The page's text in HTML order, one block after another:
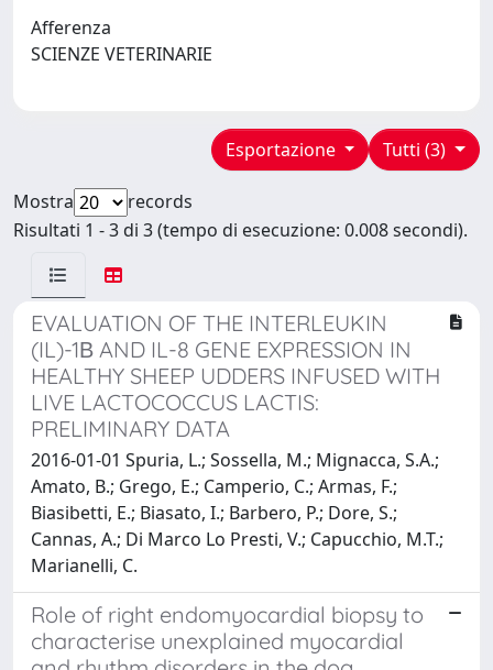
Afferenza
SCIENZE VETERINARIE
Tutti (3)
Esportazione
Mostra
records
Risultati 1 - 3 di 3 (tempo di esecuzione: 0.008 secondi).
EVALUATION OF THE INTERLEUKIN
(IL)-1Β AND IL-8 GENE EXPRESSION IN
HEALTHY SHEEP UDDERS INFUSED WITH
LIVE LACTOCOCCUS LACTIS:
PRELIMINARY DATA
2016-01-01 Spuria, L.; Sossella, M.; Mignacca, S.A.;
Amato, B.; Grego, E.; Camperio, C.; Armas, F.;
Biasibetti, E.; Biasato, I.; Barbero, P.; Dore, S.;
Cannas, A.; Di Marco Lo Presti, V.; Capucchio, M.T.;
Marianelli, C.
Role of right endomyocardial biopsy to
characterise unexplained myocardial